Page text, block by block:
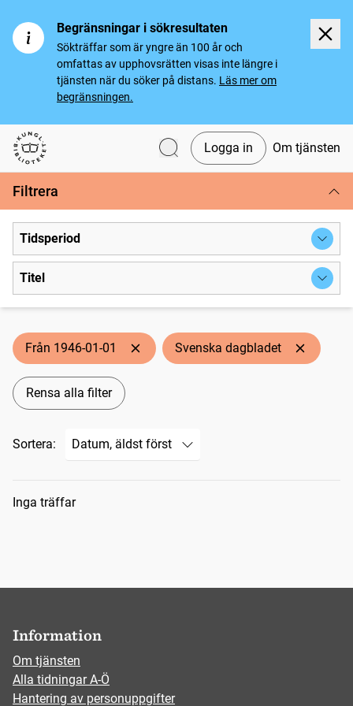
Begränsningar i sökresultaten
Sökträffar som är yngre än 100 år och
omfattas av upphovsrätten visas inte längre i
tjänsten när du söker på distans. Läs mer om
begränsningen.
Svenska tidningar
Logga in Om tjänsten
Filtrera
Tidsperiod
Titel
Från 1946-01-01 Svenska dagbladet
Rensa alla filter
Sortera:
Sökresultat
Inga träffar
Information
Om tjänsten
Alla tidningar A-Ö
Hantering av personuppgifter